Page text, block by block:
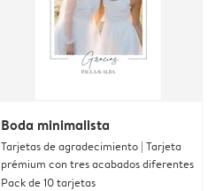
Boda minimalista
Tarjetas de agradecimiento | Tarjeta
prémium con tres acabados diferentes
Pack de 10 tarjetas